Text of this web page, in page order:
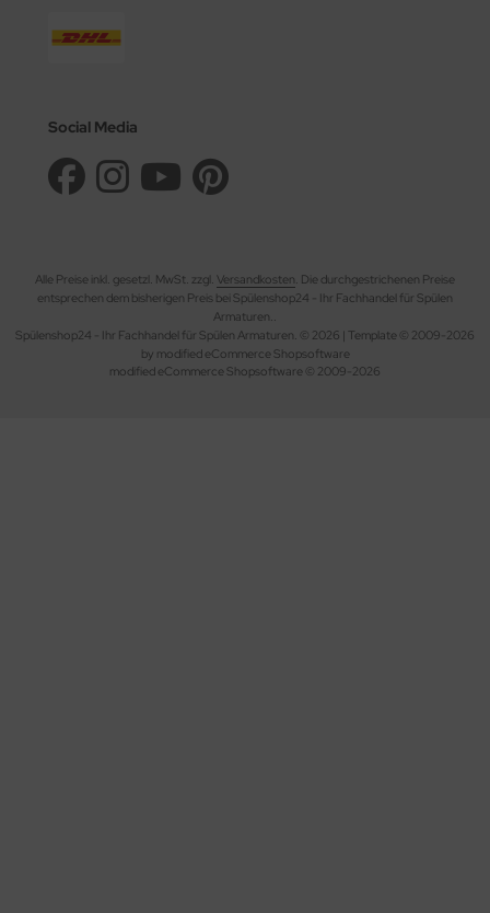
Social Media
Alle Preise inkl. gesetzl. MwSt. zzgl. Versandkosten. Die durchgestrichenen Preise
entsprechen dem bisherigen Preis bei Spülenshop24 - Ihr Fachhandel für Spülen
Armaturen..
Spülenshop24 - Ihr Fachhandel für Spülen Armaturen. © 2026 | Template © 2009-2026
by modified eCommerce Shopsoftware
mod ified eCommerce Shopsoftware © 2009-2026